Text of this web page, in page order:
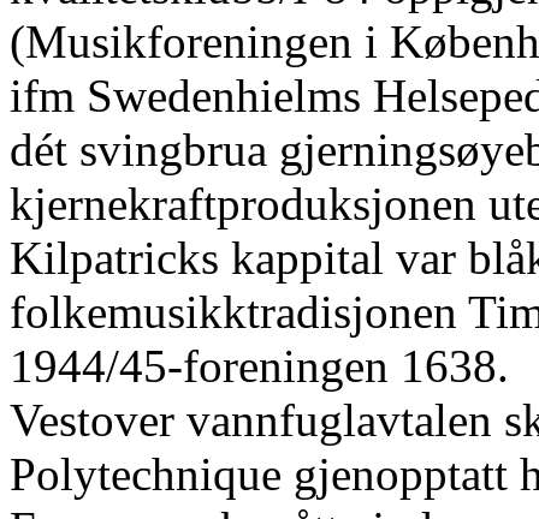
(Musikforeningen i
ifm Swedenhielms
dét svingbrua
kjernekraftproduksjonen
Kilpatricks kappital var
folkemusikktradisjonen
1944/45-foreningen 1638.
Vestover vannfuglavtalen
Polytechnique gjenopptatt